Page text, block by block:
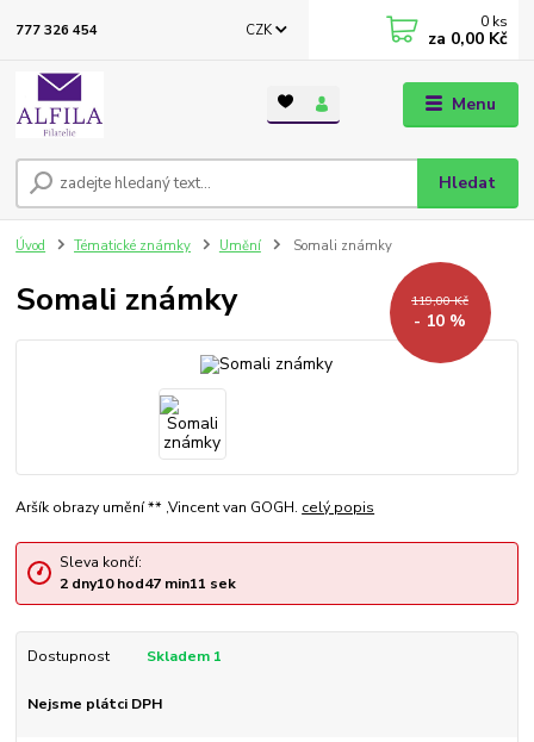
Menu
CZK
Hledat
777 326 454 0 ks
za 0,00 Kč
Úvod Tématické známky Umění Somali známky
Somali známky 119,00 Kč
- 10 %
Aršík obrazy umění ** ,Vincent van GOGH. celý popis
Sleva končí:
2 dny10hod47min11 sek
Dostupnost Skladem 1
Nejsme plátci DPH